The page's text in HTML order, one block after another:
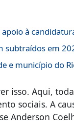
à
subtraídos em
e município do
isso. Aqui,
sociais. A
Anderson